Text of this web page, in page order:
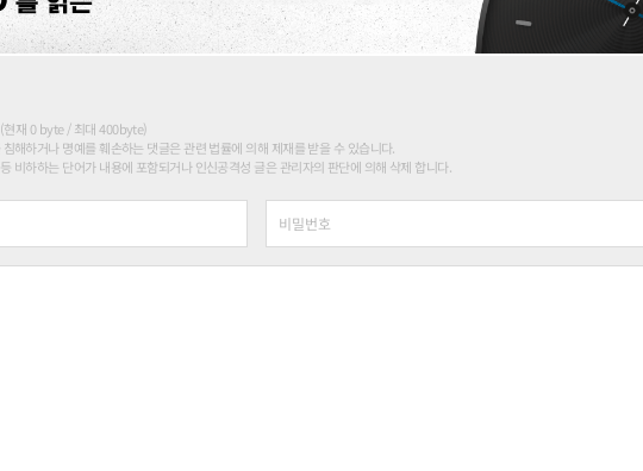
현재 0 byte / 최대 400byte)
해하거나 명예를 훼손하는 댓글은 관련 법률에 의해 제재를 받을 수 있습니다.
비하하는 단어가 내용에 포함되거나 인신공격성 글은 관리자의 판단에 의해 삭제 합니다.